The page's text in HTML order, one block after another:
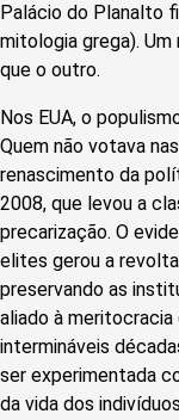
Palácio do Planalto
mitologia grega).
que o outro.
Nos EUA, o
Quem não votava
renascimento da
2008, que levou a
precarização. O
elites gerou a
preservando as
aliado à
intermináveis
ser experimentada
da vida dos